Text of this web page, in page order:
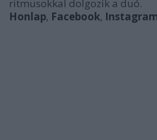
ritmusokkal dolgozik a duó.
Honlap, Facebook,